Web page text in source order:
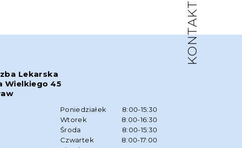
KONTAKT
Lekarska
Wielkiego 45
Poniedziałek
8:00-15:30
Wtorek
8:00-16:30
Środa
8:00-15:30
Czwartek
8:00-17:00